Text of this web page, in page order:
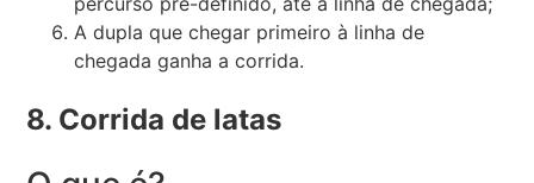
A dupla que chegar primeiro à linha de
chegada ganha a corrida.
8. Corrida de latas